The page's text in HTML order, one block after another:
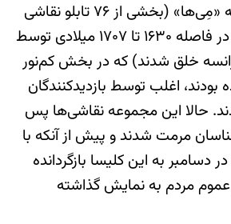
۱۳ نقاشی معروف به «مِی‌ها» (بخشی از ۷۶ تابلو نقاشی
رنگ روغن بزرگ که در فاصله ۱۶۳۰ تا ۱۷۰۷ میلادی توسط
خلق شدند) که در بخش کم‌نور
اغلب توسط بازدیدکنندگان
حالا این مجموعه نقاشی‌ها پس
مرمت شدند و پیش از آنکه با
دسامبر به این کلیسا بازگردانده
عموم مردم به نمایش گذاشته